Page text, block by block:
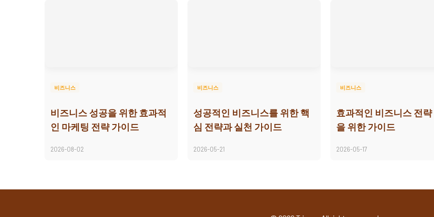
비즈니스
비즈니스 성공을 위한 효과적
인 마케팅 전략 가이드
2026-08-02
비즈니스
성공적인 비즈니스를 위한 핵
심 전략과 실천 가이드
2026-05-21
비즈니스
효과적인 비즈니스 전
을 위한 가이드
2026-05-17